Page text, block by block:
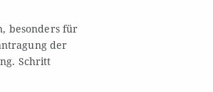
besonders für
der
Schritt